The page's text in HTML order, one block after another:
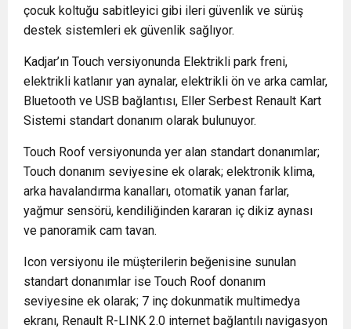
çocuk koltuğu sabitleyici gibi ileri güvenlik ve sürüş
destek sistemleri ek güvenlik sağlıyor.
Kadjar’ın Touch versiyonunda Elektrikli park freni,
elektrikli katlanır yan aynalar, elektrikli ön ve arka camlar,
Bluetooth ve USB bağlantısı, Eller Serbest Renault Kart
Sistemi standart donanım olarak bulunuyor.
Touch Roof versiyonunda yer alan standart donanımlar;
Touch donanım seviyesine ek olarak; elektronik klima,
arka havalandırma kanalları, otomatik yanan farlar,
yağmur sensörü, kendiliğinden kararan iç dikiz aynası
ve panoramik cam tavan.
Icon versiyonu ile müşterilerin beğenisine sunulan
standart donanımlar ise Touch Roof donanım
seviyesine ek olarak; 7 inç dokunmatik multimedya
ekranı, Renault R-LINK 2.0 internet bağlantılı navigasyon